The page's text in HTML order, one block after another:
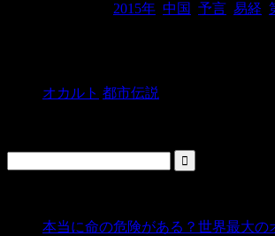
2015年 中国 予言 易経
オカルト 都市伝説
本当に命の危険がある？世界最大